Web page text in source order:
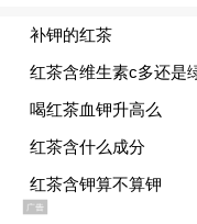
根据《深圳证
则》的相关规定
起被实施其他风
份”变更为“ST朗